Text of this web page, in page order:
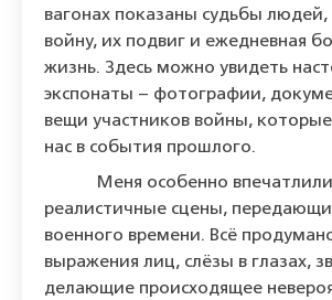
вагонах показаны судьбы
войну, их подвиг и ежедневная
жизнь. Здесь можно увидеть
экспонаты – фотографии,
вещи участников войны, которые
нас в события прошлого.
Меня особенно впечатлили
реалистичные сцены,
военного времени. Всё
выражения лиц, слёзы в глазах,
делающие происходящее